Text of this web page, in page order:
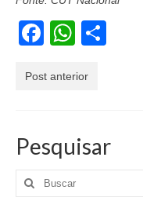
Facebook
Post anterior
Pesquisar